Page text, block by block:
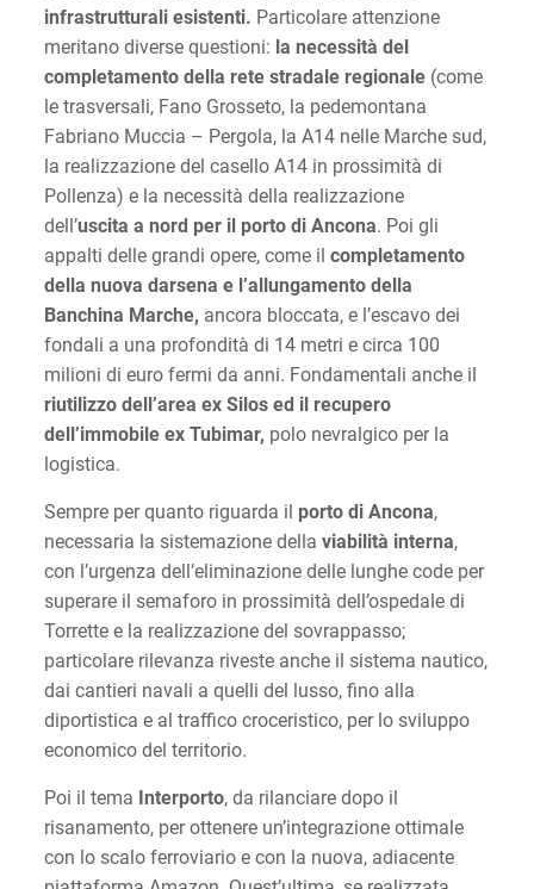
infrastrutturali esistenti. Particolare attenzione
meritano diverse questioni: la necessità del
completamento della rete stradale regionale (come
le trasversali, Fano Grosseto, la pedemontana
Fabriano Muccia – Pergola, la A14 nelle Marche sud,
la realizzazione del casello A14 in prossimità di
Pollenza) e la necessità della realizzazione
dell’uscita a nord per il porto di Ancona. Poi gli
appalti delle grandi opere, come il completamento
della nuova darsena e l’allungamento della
Banchina Marche, ancora bloccata, e l’escavo dei
fondali a una profondità di 14 metri e circa 100
milioni di euro fermi da anni. Fondamentali anche il
riutilizzo dell’area ex Silos ed il recupero
dell’immobile ex Tubimar, polo nevralgico per la
logistica.
Sempre per quanto riguarda il porto di Ancona,
necessaria la sistemazione della viabilità interna,
con l’urgenza dell’eliminazione delle lunghe code per
superare il semaforo in prossimità dell’ospedale di
Torrette e la realizzazione del sovrappasso;
particolare rilevanza riveste anche il sistema nautico,
dai cantieri navali a quelli del lusso, fino alla
diportistica e al traffico croceristico, per lo sviluppo
economico del territorio.
Poi il tema Interporto, da rilanciare dopo il
risanamento, per ottenere un’integrazione ottimale
con lo scalo ferroviario e con la nuova, adiacente